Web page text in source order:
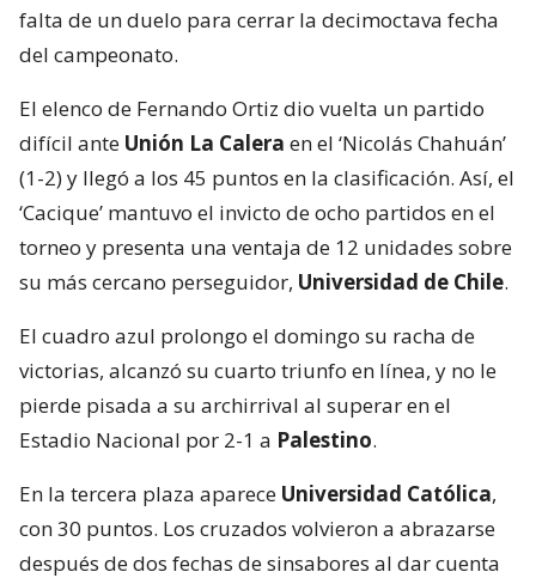
falta de un duelo para cerrar la decimoctava fecha
del campeonato.
El elenco de Fernando Ortiz dio vuelta un partido
difícil ante Unión La Calera en el ‘Nicolás Chahuán’
(1-2) y llegó a los 45 puntos en la clasificación. Así, el
‘Cacique’ mantuvo el invicto de ocho partidos en el
torneo y presenta una ventaja de 12 unidades sobre
su más cercano perseguidor, Universidad de Chile.
El cuadro azul prolongo el domingo su racha de
victorias, alcanzó su cuarto triunfo en línea, y no le
pierde pisada a su archirrival al superar en el
Estadio Nacional por 2-1 a Palestino.
En la tercera plaza aparece Universidad Católica,
con 30 puntos. Los cruzados volvieron a abrazarse
después de dos fechas de sinsabores al dar cuenta